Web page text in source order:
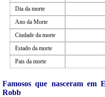
Dia da morte
Ano da Morte
Ciudade da morte
Estado da morte
Pais da morte
Famosos que nasceram em
Robb